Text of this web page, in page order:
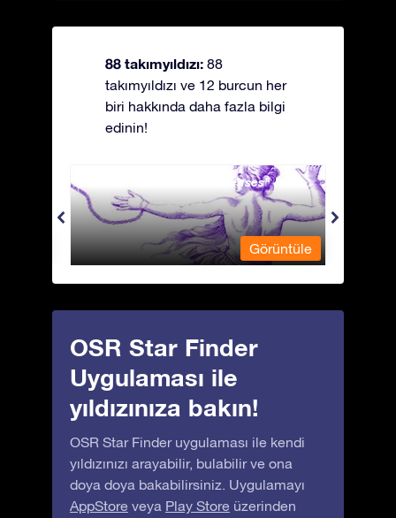
88 takımyıldızı: 88
takımyıldızı ve 12 burcun her
biri hakkında daha fazla bilgi
edinin!
Andromeda - Zincirli Prenses
Görüntüle
OSR Star Finder
Uygulaması ile
yıldızınıza bakın!
OSR Star Finder uygulaması ile kendi
yıldızınızı arayabilir, bulabilir ve ona
doya doya bakabilirsiniz. Uygulamayı
AppStore veya Play Store üzerinden